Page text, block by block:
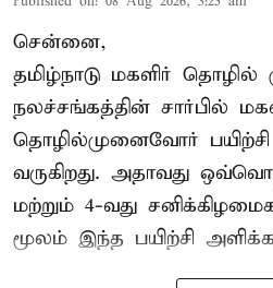
சென்னை,
தமிழ்நாடு மகளிர்
நலச்சங்கத்தின் சார்பில்
தொழில்முனைவோர்
வருகிறது. அதாவது
மற்றும் 4-வது
மூலம் இந்த பயிற்சி